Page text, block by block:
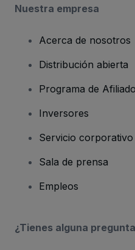
Nuestra empresa
Acerca de nosotros
Distribución abierta
Programa de
Inversores
Servicio corporativo
Sala de prensa
Empleos
¿Tienes alguna